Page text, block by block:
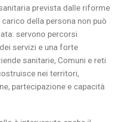
prevista dalle riforme
della persona non può
servono percorsi
servizi e una forte
sanitarie, Comuni e reti
nei territori,
partecipazione e capacità